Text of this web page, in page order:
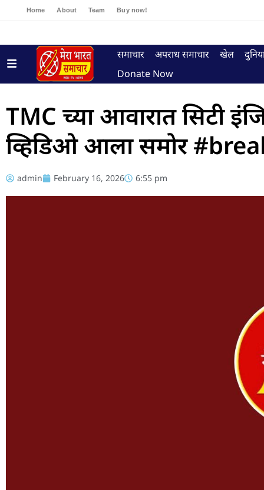
Home About Team Buy now!
समाचार अपराध समाचार खेल
Donate Now
TMC च्या आवारात सिटी
व्हिडिओ आला समोर
admin February 16, 2026 6:55 pm